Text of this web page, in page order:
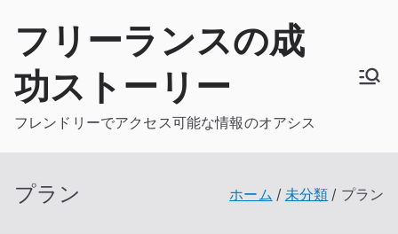
フリーランスの成
功ストーリー
フレンドリーでアクセス可能な情報のオアシス
プラン ホーム 未分類 プラン